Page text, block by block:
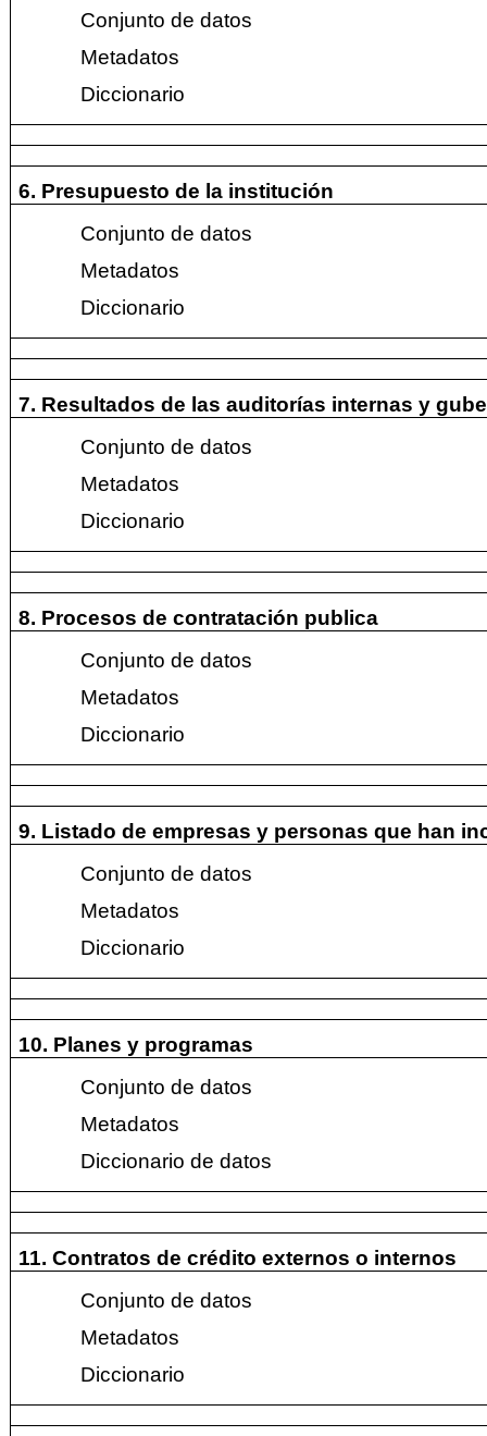
Conjunto de datos
Metadatos
Diccionario
6. Presupuesto de la institución
Conjunto de datos
Metadatos
Diccionario
7. Resultados de las auditorías internas y
Conjunto de datos
Metadatos
Diccionario
8. Procesos de contratación publica
Conjunto de datos
Metadatos
Diccionario
9. Listado de empresas y personas que han
Conjunto de datos
Metadatos
Diccionario
10. Planes y programas
Conjunto de datos
Metadatos
Diccionario de datos
11. Contratos de crédito externos o internos
Conjunto de datos
Metadatos
Diccionario